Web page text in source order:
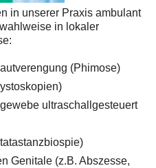
in unserer Praxis ambulant
in lokaler
(Phimose)
ultraschallgesteuert
Genitale (z.B. Abszesse,